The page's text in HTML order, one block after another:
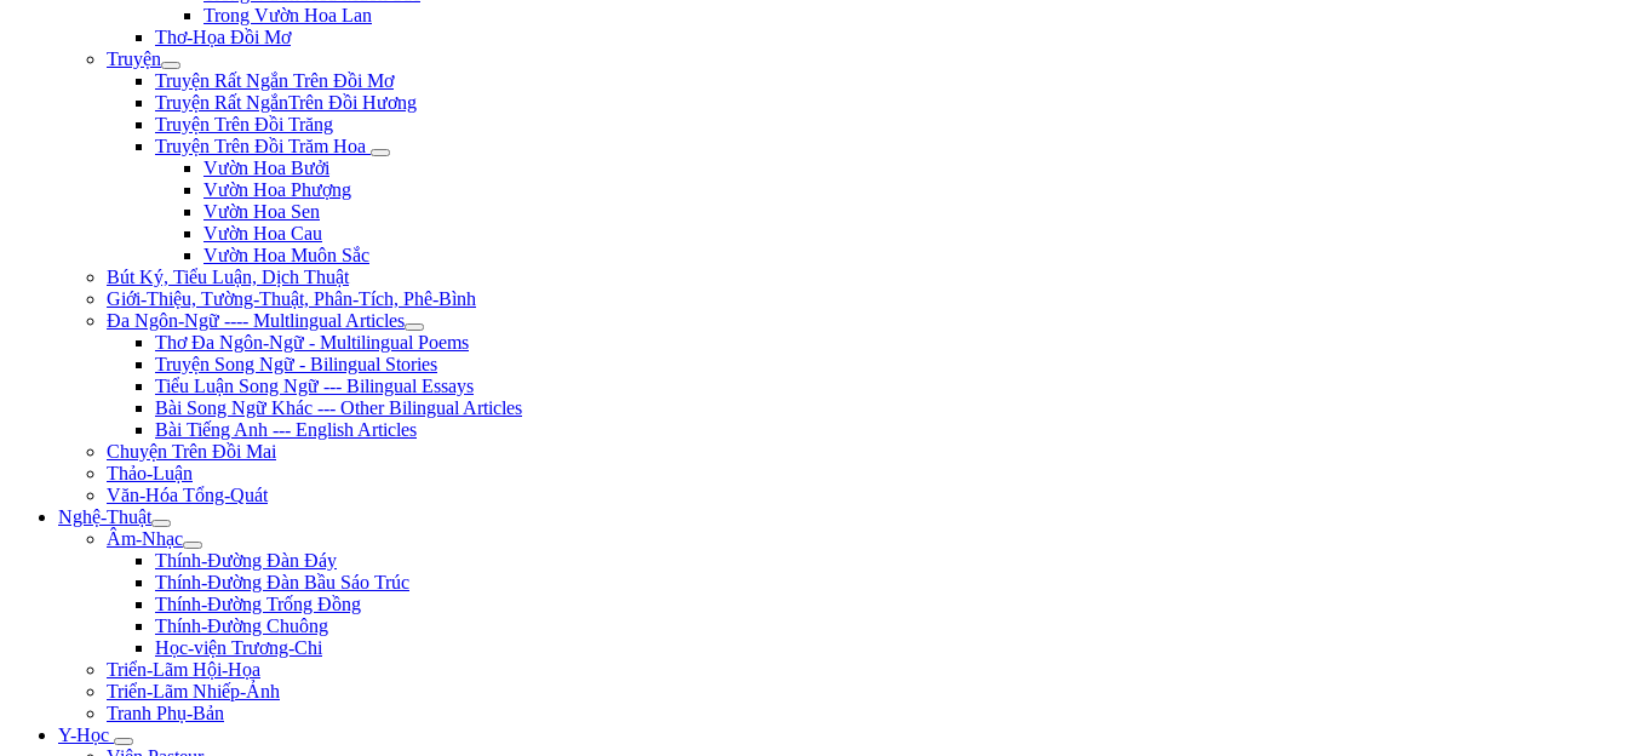
Trong Vườn Hoa Lan
Thơ-Họa Đồi Mơ
Truyện
Truyện Rất Ngắn Trên Đồi Mơ
Truyện Rất NgắnTrên Đồi Hương
Truyện Trên Đồi Trăng
Truyện Trên Đồi Trăm Hoa
Vườn Hoa Bưởi
Vườn Hoa Phượng
Vườn Hoa Sen
Vườn Hoa Cau
Vườn Hoa Muôn Sắc
Bút Ký, Tiểu Luận, Dịch Thuật
Giới-Thiệu, Tường-Thuật, Phân-Tích, Phê-Bình
Đa Ngôn-Ngữ ---- Multlingual Articles
Thơ Đa Ngôn-Ngữ - Multilingual Poems
Truyện Song Ngữ - Bilingual Stories
Tiểu Luận Song Ngữ --- Bilingual Essays
Bài Song Ngữ Khác --- Other Bilingual Articles
Bài Tiếng Anh --- English Articles
Chuyện Trên Đồi Mai
Thảo-Luận
Văn-Hóa Tổng-Quát
Nghệ-Thuật
Âm-Nhạc
Thính-Đường Đàn Đáy
Thính-Đường Đàn Bầu Sáo Trúc
Thính-Đường Trống Đồng
Thính-Đường Chuông
Học-viện Trương-Chi
Triển-Lãm Hội-Họa
Triển-Lãm Nhiếp-Ảnh
Tranh Phụ-Bản
Y-Học